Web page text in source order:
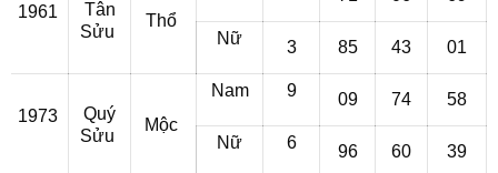
1961
Tân
Sửu
Thổ
Nữ 3 85 43 01
1973
Quý
Sửu
Mộc
Nam 9 09 74 58
Nữ 6 96 60
39